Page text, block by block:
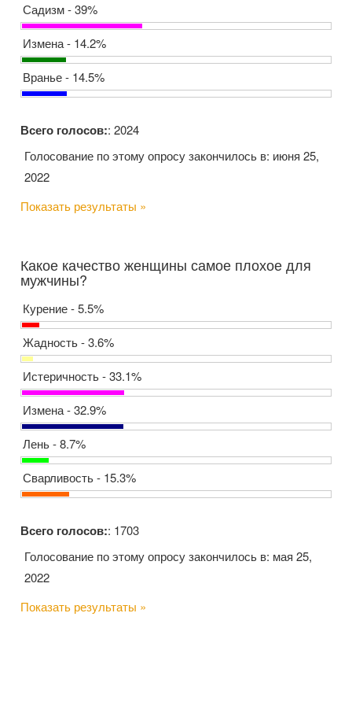
Садизм - 39%
Измена - 14.2%
Вранье - 14.5%
Всего голосов:: 2024
Голосование по этому опросу закончилось в: июня 25,
2022
Показать результаты »
Какое качество женщины самое плохое для
мужчины?
Курение - 5.5%
Жадность - 3.6%
Истеричность - 33.1%
Измена - 32.9%
Лень - 8.7%
Сварливость - 15.3%
Всего голосов:: 1703
Голосование по этому опросу закончилось в: мая 25,
2022
Показать результаты »